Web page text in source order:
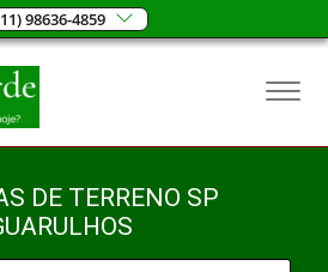
98636-4859
DE TERRENO SP